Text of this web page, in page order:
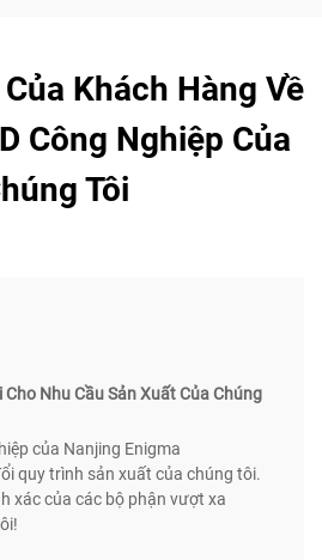
Khách Hàng Về
Công Nghiệp Của
Tôi
Nhu Cầu Sản Xuất Của Chúng
của Nanjing Enigma
quy trình sản xuất của chúng tôi.
xác của các bộ phận vượt xa